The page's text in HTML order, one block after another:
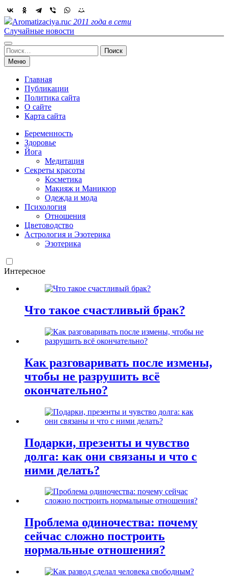
Skip
to
content
Aromatizaciya.ruс 2011 года в сети
Случайные новости
Найти:
Меню
Главная
Публикации
Политика сайта
О сайте
Карта сайта
Беременность
Здоровье
Йога
Медитация
Секреты красоты
Косметика
Макияж и Маникюр
Одежда и мода
Психология
Отношения
Цветоводство
Астрология и Эзотерика
Эзотерика
Интересное
Что такое счастливый брак?
Как разговаривать после измены,
чтобы не разрушить всё
окончательно?
Подарки, презенты и чувство
долга: как они связаны и что с
ними делать?
Проблема одиночества: почему
сейчас сложно построить
нормальные отношения?